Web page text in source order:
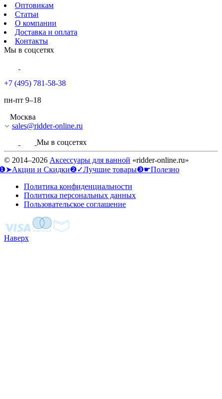
Оптовикам
Статьи
О компании
Доставка и оплата
Контакты
Мы в соцсетях
+7 (495) 781-58-38
пн-пт 9–18
Москва
sales@ridder-online.ru
Мы в соцсетях
© 2014–2026 Аксессуары для ванной «ridder-online.ru»
и Скидки❷✓Лучшие товары❸☛Полезно
Политика конфиденциальности
Политика персональных данных
Пользовательское соглашение
Наверх